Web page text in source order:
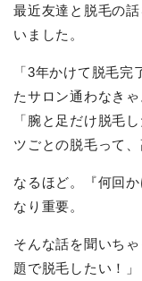
最近友達と脱毛の
いました。
「3年かけて脱毛
たサロン通わなきゃ
「腕と足だけ脱毛
ツごとの脱毛って
なるほど。『何回
なり重要。
そんな話を聞いち
題で脱毛したい！